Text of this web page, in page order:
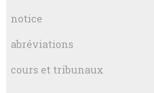
notice
abréviations
cours et tribunaux